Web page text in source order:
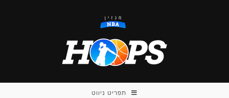
תפריט ניווט